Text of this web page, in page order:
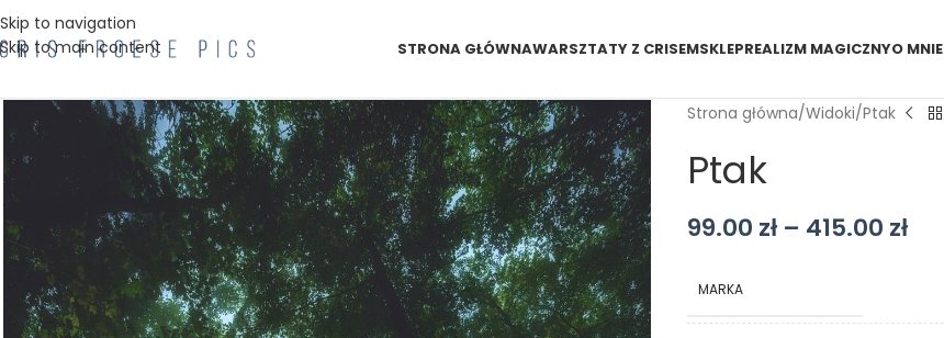
Skip to navigation
Skip to main content
STRONA GŁÓWNAWARSZTATY Z CRISEMSKLEPREALIZM MAGICZNYO MNIE
Strona główna Widoki Ptak
Ptak
99.00 zł – 415.00 zł
MARKA